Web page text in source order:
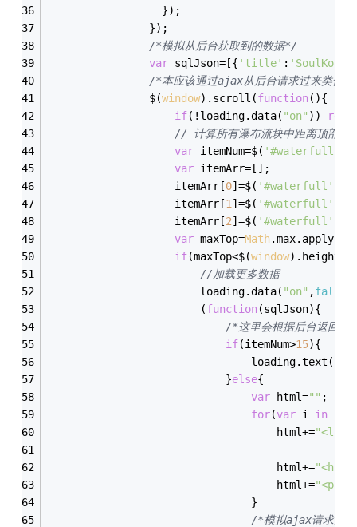
				  });
				});
/*模拟从后台获取到的数据*/
var sqlJson=[{ 'title' : 'SoulKool
/*本应该通过ajax从后台请求过来类似
				$(
window).scroll(function( ){
if(!loading.data( "on" ))
// 计算所有瀑布流块中距离顶部最
var itemNum=$( '#waterfull'
var itemArr=[];
					itemArr[
0]=$( '#waterfull'
					itemArr[
1 ]=$( '#waterfull'
					itemArr[
2]=$( '#waterfull'
var maxTop=Math.max.apply(
if(maxTop<$(window
//加载更多数据
						loading.data(
"on" ,false
						(
function(sqlJson){
/*这里会根据后台返回的
if(itemNum>15){
								loading.text(
							}
else{
var html="" ;
for(var i in
									html+=
"<li
									html+=
"<h2
									html+=
"<p
								}
/*模拟ajax请求数